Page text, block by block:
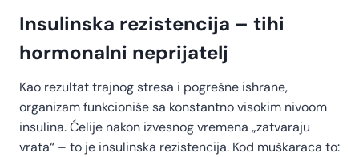
Insulinska rezistencija – tihi
hormonalni neprijatelj
Kao rezultat trajnog stresa i pogrešne ishrane,
organizam funkcioniše sa konstantno visokim nivoom
insulina. Ćelije nakon izvesnog vremena „zatvaraju
vrata“ – to je insulinska rezistencija. Kod muškaraca to: